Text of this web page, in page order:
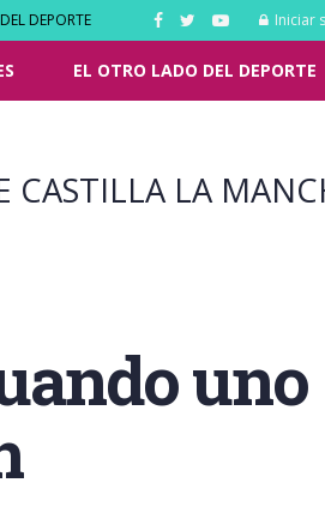
DEPORTE Iniciar
EL OTRO LADO DEL DEPORTE
CASTILLA LA
uno